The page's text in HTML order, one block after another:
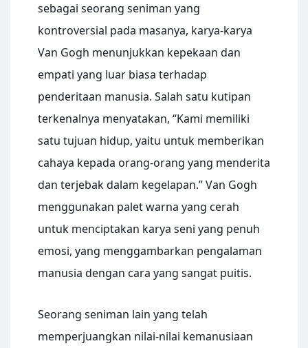
sebagai seorang seniman yang
kontroversial pada masanya, karya-karya
Van Gogh menunjukkan kepekaan dan
empati yang luar biasa terhadap
penderitaan manusia. Salah satu kutipan
terkenalnya menyatakan, “Kami memiliki
satu tujuan hidup, yaitu untuk memberikan
cahaya kepada orang-orang yang menderita
dan terjebak dalam kegelapan.” Van Gogh
menggunakan palet warna yang cerah
untuk menciptakan karya seni yang penuh
emosi, yang menggambarkan pengalaman
manusia dengan cara yang sangat puitis.
Seorang seniman lain yang telah
memperjuangkan nilai-nilai kemanusiaan